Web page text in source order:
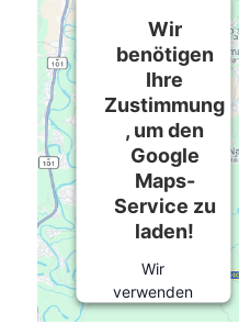
Wir
benötigen
Ihre
Zustimmung
, um den
Google
Maps-
Service zu
laden!
Wir
verwenden
einen Service